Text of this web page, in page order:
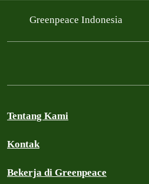
Greenpeace Indonesia
Tentang Kami
Kontak
Bekerja di Greenpeace